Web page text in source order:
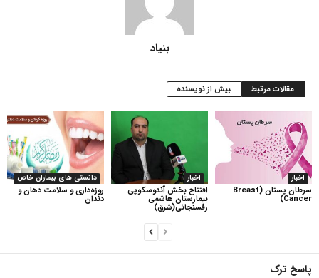
بنیاد
مقالات مرتبط بیش از نویسنده
دانستی های بیماران خاص
روزه‌داری و سلامت دهان و
دندان
اخبار
افتتاح بخش آندوسکوپی
بیمارستان هاشمی
رفسنجانی(شرق)
اخبار
سرطان پستان (Breast
Cancer)
پاسخ ترک